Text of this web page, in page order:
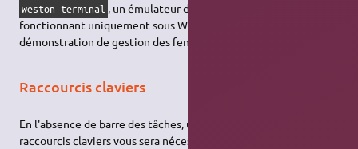
weston-terminal , un émulateur de terminal simple,
fonctionnant uniquement sous Wayland et offrant ainsi une
démonstration de gestion des fenêtres.
Raccourcis claviers
En l'absence de barre des tâches, une bonne connaissance des
raccourcis claviers vous sera nécessaire :